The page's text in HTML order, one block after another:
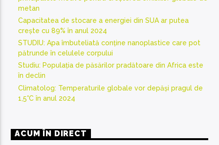
metan
Capacitatea de stocare a energiei din SUA ar putea
crește cu 89% în anul 2024
STUDIU: Apa îmbuteliată conține nanoplastice care pot
pătrunde în celulele corpului
Studiu: Populația de păsărilor pradătoare din Africa este
în declin
Climatolog: Temperaturile globale vor depăși pragul de
1,5°C în anul 2024
ACUM ÎN DIRECT